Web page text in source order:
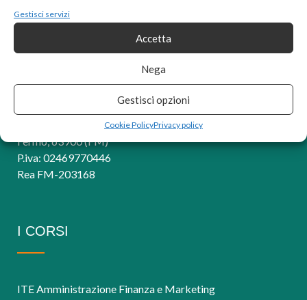
Gestisci servizi
Accetta
Nega
Gestisci opzioni
Cookie PolicyPrivacy policy
14 del
Via Gentile da Mogliano, 21
Fermo, 63900 (FM)
P.iva: 02469770446
Rea FM-203168
I CORSI
ITE Amministrazione Finanza e Marketing